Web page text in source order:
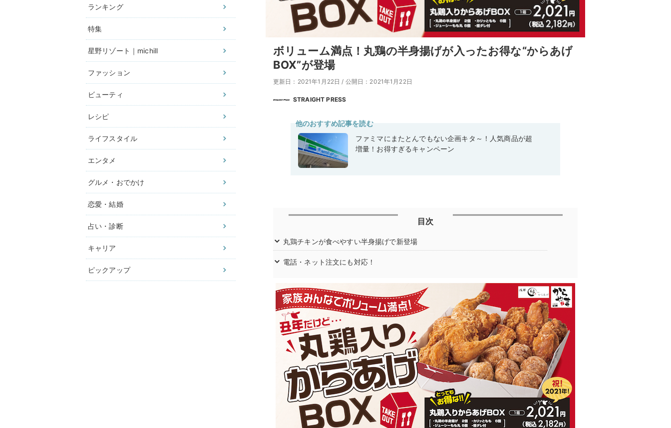
ランキング
特集
星野リゾート｜michill
ファッション
ビューティ
レシピ
ライフスタイル
エンタメ
グルメ・おでかけ
恋愛・結婚
占い・診断
キャリア
ピックアップ
ボリューム満点！丸鶏の半身揚げが入ったお得な“からあげ
BOX”が登場
更新日：2021年1月22日 / 公開日：2021年1月22日
STRAIGHT PRESS
他のおすすめ記事を読む
ファミマにまたとんでもない企画キタ～！人気商品が超
増量！お得すぎるキャンペーン
目次
丸鶏チキンが食べやすい半身揚げで新登場
電話・ネット注文にも対応！